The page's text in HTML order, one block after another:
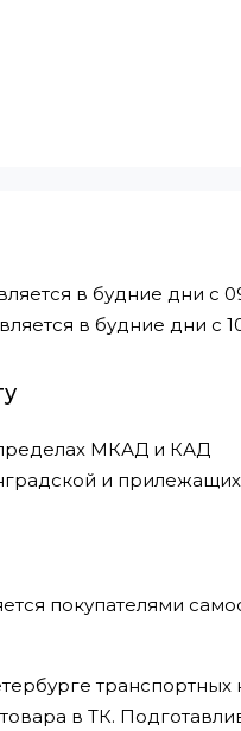
в будние дни с
в будние дни с
МКАД и КАД
и
покупателями
в ТК.